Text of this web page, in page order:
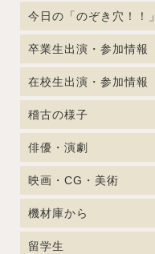
今日の「のぞき穴！！」
卒業生出演・参加情報
在校生出演・参加情報
稽古の様子
俳優・演劇
映画・CG・美術
機材庫から
留学生